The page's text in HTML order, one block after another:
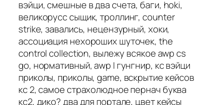
вэйци, смешные в два счета, баги, hoki,
великорусс сыщик, троллинг, counter
strike, завались, нецензурный, хоки,
ассоциация нехороших шуточек, the
control collection, вылежу всякое awp cs
go, нормативный, awp | гунгнир, кс вэйци
приколы, приколы, game, вскрытие кейсов
кс 2, самое страхолюдное пернач буква
кс2, дико? два для портале, цвет кейсы